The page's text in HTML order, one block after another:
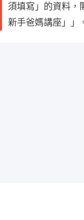
須填寫」的資料，
新手爸媽講座」」